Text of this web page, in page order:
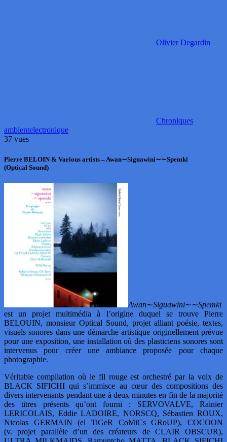
Olivier Degardin
Chroniques
ambientelectronique
37 vues
Pierre BELOIN & Various artists – Awan∼Siguawini∼∼Spemki
(Optical Sound)
Awan∼Siguawini∼∼Spemki
est un projet multimédia à l’origine duquel se trouve Pierre
BELOUIN, monsieur Optical Sound, projet alliant poésie, textes,
visuels sonores dans une démarche artistique originellement prévue
pour une exposition, une installation où des plasticiens sonores sont
intervenus pour créer une ambiance proposée pour chaque
photographie.
Véritable compilation où le fil rouge est orchestré par la voix de
BLACK SIFICHI qui s’immisce au cœur des compositions des
divers intervenants pendant une à deux minutes en fin de la majorité
des titres présents qu’ont fourni : SERVOVALVE, Rainier
LERICOLAIS, Eddie LADOIRE, NORSCQ, Sébastien ROUX,
Nicolas GERMAIN (el TiGeR CoMiCs GRoUP), COCOON
(v. projet parallèle d’un des créateurs de CLAIR OBSCUR),